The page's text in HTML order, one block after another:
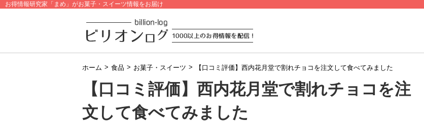
お得情報研究家「まめ」がお菓子・スイーツ情報をお届け
ホーム > 食品 > お菓子・スイーツ > 【口コミ評価】西内花月堂で割れチョコを注文して食べてみました
【口コミ評価】西内花月堂で割れチョコを注
文して食べてみました